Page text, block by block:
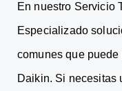
En nuestro Servicio
Especializado
comunes que
Daikin. Si necesitas